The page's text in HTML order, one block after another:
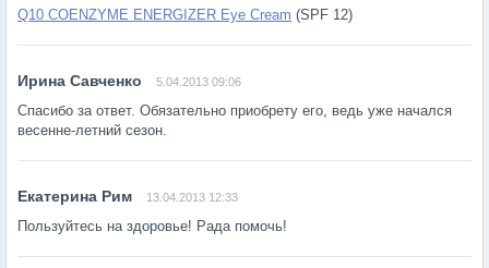
Q10 COENZYME ENERGIZER Eye Cream (SPF 12)
5.04.2013 09:06
Спасибо за ответ. Обязательно приобрету его, ведь уже начался
весенне-летний сезон.
13.04.2013 12:33
Пользуйтесь на здоровье! Рада помочь!